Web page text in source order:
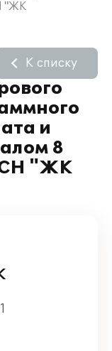
"ЖК
и
8
"ЖК
К списку